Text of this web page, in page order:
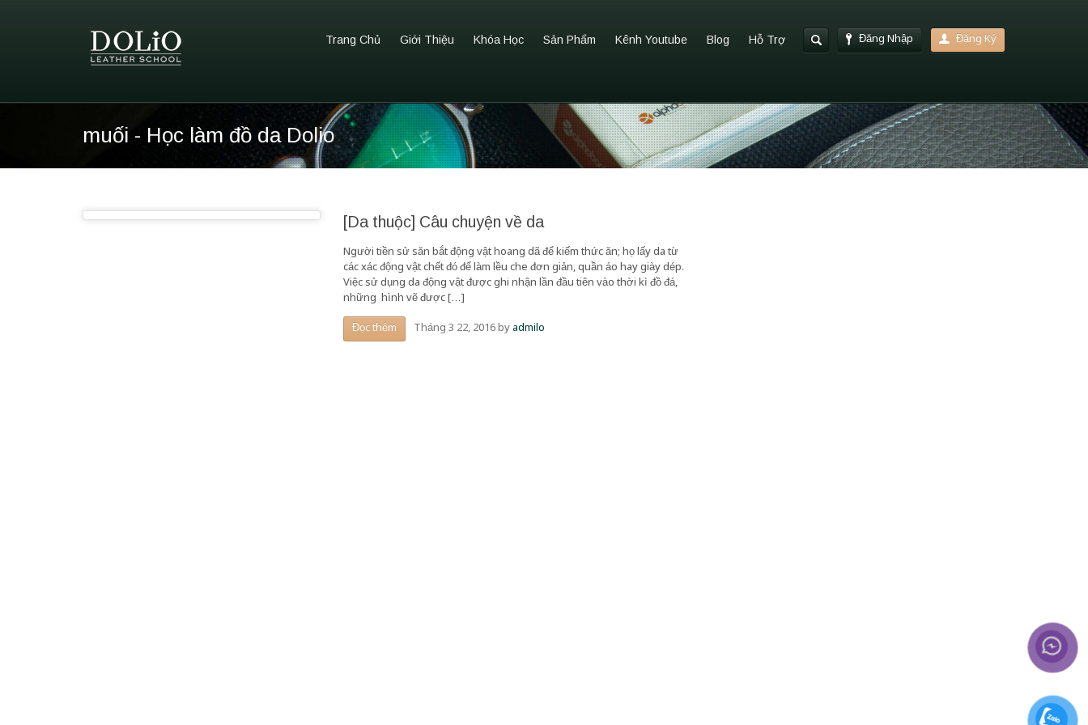
Đăng Nhập Đăng Ký
Trang Chủ Giới Thiệu Khóa Học Sản Phẩm Kênh Youtube Blog Hỗ Trợ
muối - Học làm đồ da Dolio
[Da thuộc] Câu chuyện về da
Người tiền sử săn bắt động vật hoang dã để kiếm thức ăn; họ lấy da từ
các xác động vật chết đó để làm lều che đơn giản, quần áo hay giày dép.
Việc sử dụng da động vật được ghi nhận lần đầu tiên vào thời kì đồ đá,
những hình vẽ được […]
Đọc thêm Tháng 3 22, 2016byadmilo